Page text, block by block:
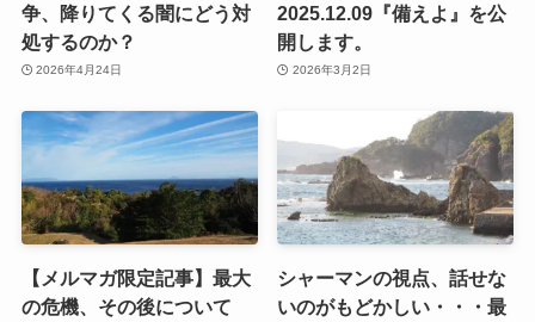
争、降りてくる闇にどう対
処するのか？
2026年4月24日
2025.12.09『備えよ』を公
開します。
2026年3月2日
【メルマガ限定記事】最大
の危機、その後について
シャーマンの視点、話せな
いのがもどかしい・・・最